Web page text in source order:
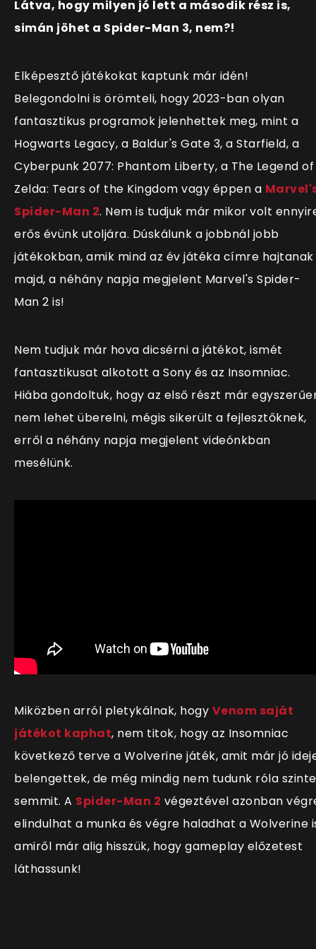
Látva, hogy milyen jó lett a második rész is,
simán jöhet a Spider-Man 3, nem?!
Elképesztő játékokat kaptunk már idén!
Belegondolni is örömteli, hogy 2023-ban olyan
fantasztikus programok jelenhettek meg, mint a
Hogwarts Legacy, a Baldur's Gate 3, a Starfield, a
Cyberpunk 2077: Phantom Liberty, a The Legend of
Zelda: Tears of the Kingdom vagy éppen a
Spider-Man 2. Nem is tudjuk már mikor volt
erős évünk utoljára. Dúskálunk a jobbnál jobb
játékokban, amik mind az év játéka címre hajtanak
majd, a néhány napja megjelent Marvel's Spider-
Man 2 is!
Nem tudjuk már hova dicsérni a játékot, ismét
fantasztikusat alkotott a Sony és az Insomniac.
Hiába gondoltuk, hogy az első részt már
nem lehet überelni, mégis sikerült a fejlesztőknek,
erről a néhány napja megjelent videónkban
mesélünk.
Miközben arról pletykálnak, hogy Venom saját
játékot kaphat, nem titok, hogy az Insomniac
következő terve a Wolverine játék, amit már jó
belengettek, de még mindig nem tudunk róla szinte
semmit. A Spider-Man 2 végeztével azonban
elindulhat a munka és végre haladhat a Wolverine
amiről már alig hisszük, hogy gameplay előzetest
láthassunk!